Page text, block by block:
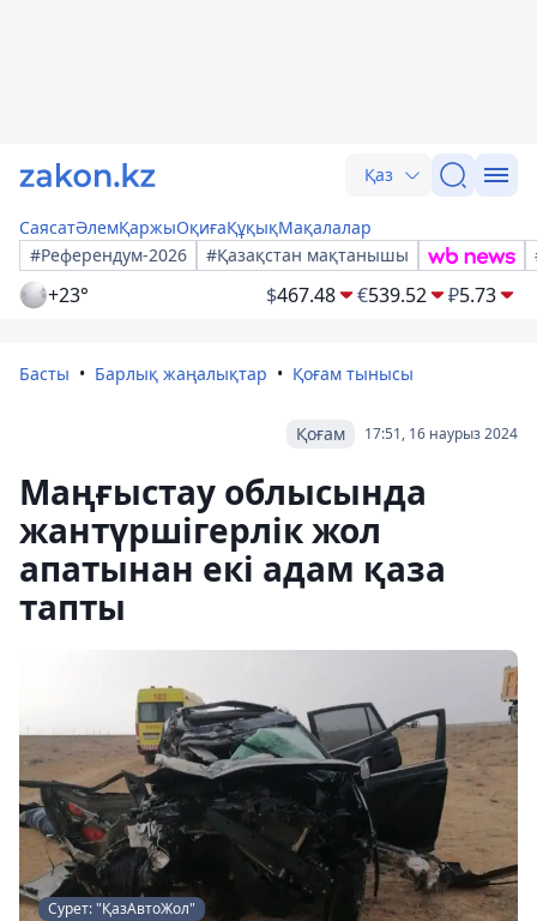
Қаз
СаясатӘлемҚаржыОқиғаҚұқықМақалалар
#Референдум-2026
#Қазақстан мақтанышы
+23° $467.48 €539.52 ₽5.73
Басты Барлық жаңалықтар Қоғам тынысы
17:51, 16 наурыз 2024
Қоғам
Маңғыстау облысында
жантүршігерлік жол
апатынан екі адам қаза
тапты
Сурет: "ҚазАвтоЖол"